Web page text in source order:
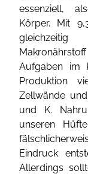
essenziell,
Körper. Mit
Aufgaben im
Produktion
Zellwände
und K.
unseren
Eindruck
Allerdings